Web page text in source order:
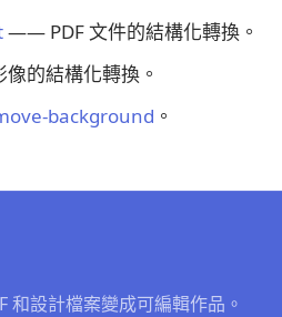
—— PDF 文件的結構化轉換。
的結構化轉換。
background 。
和設計檔案變成可編輯作品。